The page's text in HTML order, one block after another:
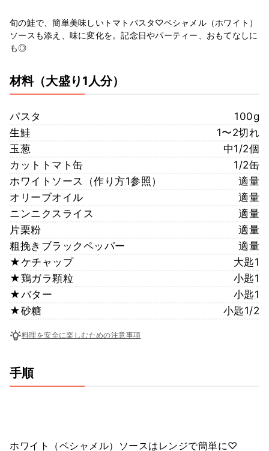
旬の鮭で、簡単美味しいトマトパスタ♡ベシャメル（ホワイト）
ソースも添え、味に変化を。記念日やパーティー、おもてなしに
も◎
材料（大盛り1人分）
パスタ
100g
生鮭
1〜2切れ
玉葱
中1/2個
カットトマト缶
1/2缶
ホワイトソース（作り方1参照）
適量
オリーブオイル
適量
ニンニクスライス
適量
片栗粉
適量
粗挽きブラックペッパー
適量
★ケチャップ
大匙1
★鶏ガラ顆粒
小匙1
★バター
小匙1
★砂糖
小匙1/2
料理を安全に楽しむための注意事項
手順
ホワイト（ベシャメル）ソースはレンジで簡単に♡